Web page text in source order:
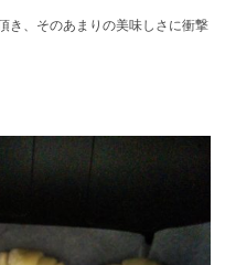
、そのあまりの美味しさに衝撃